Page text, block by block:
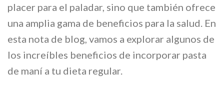
placer para el paladar, sino que también ofrece
una amplia gama de beneficios para la salud. En
esta nota de blog, vamos a explorar algunos de
los increíbles beneficios de incorporar pasta
de maní a tu dieta regular.